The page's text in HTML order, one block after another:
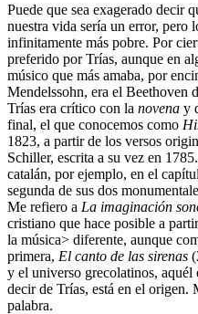
Puede que sea exagerado decir
nuestra vida sería un error, pero
infinitamente más pobre. Por
preferido por Trías, aunque en
músico que más amaba, por
Mendelssohn, era el Beethoven
Trías era crítico con la novena y
final, el que conocemos como
1823, a partir de los versos
Schiller, escrita a su vez en
catalán, por ejemplo, en el
segunda de sus dos
Me refiero a La imaginación
cristiano que hace posible a
la música> diferente, aunque
primera, El canto de las sirenas
y el universo grecolatinos, aquél
decir de Trías, está en el origen.
palabra.